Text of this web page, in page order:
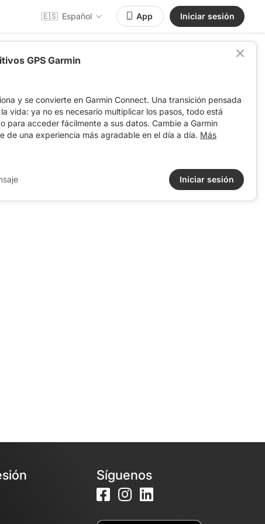
🇪🇸 Español App Iniciar sesión
Síguenos
GPS Garmin
y se convierte en Garmin Connect. Una transición pensada
vida: ya no es necesario multiplicar los pasos, todo está
para acceder fácilmente a sus datos. Cambie a Garmin
de una experiencia más agradable en el día a día. Más
Iniciar sesión